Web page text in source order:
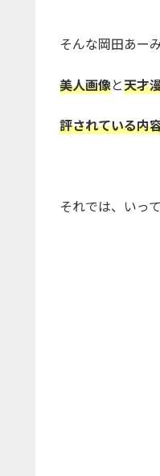
そんな岡田あー
美人画像と天才
評されている内
それでは、いっ